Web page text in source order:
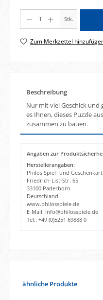
Produkt Anzahl: Gib den
Stk.
Zum Merkzettel
Beschreibung
Nur mit viel Geschick
es Ihnen, dieses Puzzle
zusammen zu bauen.
Angaben zur
Herstellerangaben:
Philos Spiel- und
Friedrich-List-Str. 65
33100 Paderborn
Deutschland
www.philosspiele.de
E-Mail: info@philosspiele.de
Tel.: +49 (0)5251 69888 0
Produktgalerie überspringen
ähnliche Produkte